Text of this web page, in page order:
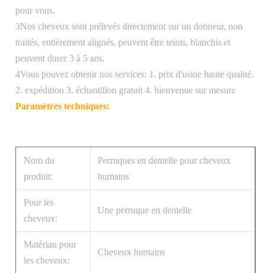
pour vous.
3Nos cheveux sont prélevés directement sur un donneur, non
traités, entièrement alignés, peuvent être teints, blanchis et
peuvent durer 3 à 5 ans.
4Vous pouvez obtenir nos services: 1. prix d'usine haute qualité.
2. expédition 3. échantillon gratuit 4. bienvenue sur mesure
Paramètres techniques:
Nom du
produit:
Perruques en dentelle pour cheveux
humains
Pour les
cheveux:
Une perruque en dentelle
Matériau pour
les cheveux:
Cheveux humains